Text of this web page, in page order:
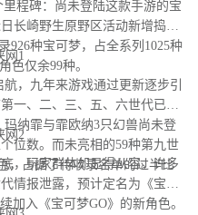
程碑：尚未登陆这款手游的宝
长崎野生原野区活动新增捣蛋
926种宝可梦，占全系列1025种
色仅余99种。
，九年来游戏通过更新逐步引
一、二、三、五、六世代已完
纳霏与霏欧纳3只幻兽尚未登
位数。而未亮相的59种第九世
，占据了待收录名单的过半比
玩家群体却显得从容。许多
情报泄露，预计定名为《宝可
加入《宝可梦GO》的新角色。